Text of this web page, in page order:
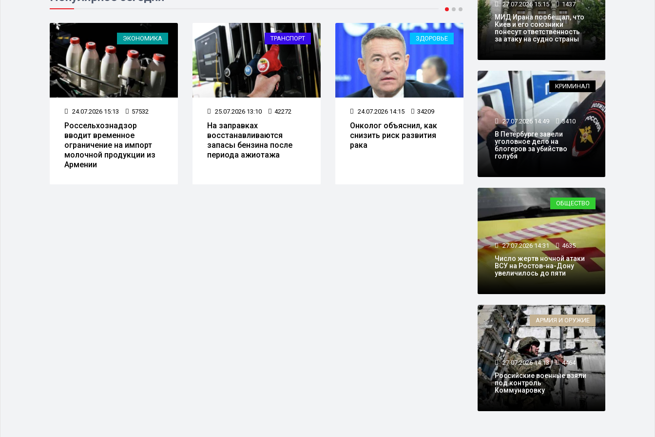
ЭКОНОМИКА
24.07.2026 15:13 57532
Россельхознадзор
вводит временное
ограничение на импорт
молочной продукции из
Армении
ТРАНСПОРТ
25.07.2026 13:10 42272
На заправках
восстанавливаются
запасы бензина после
периода ажиотажа
ЗДОРОВЬЕ
24.07.2026 14:15 34209
Онколог объяснил, как
снизить риск развития
рака
ВЛАСТЬ
24.07.2026 13:21 30575
Опрос показал, сколько
россиян доверяют Путину
27.07.2026 15:15 1437
МИД Ирана пообещал, что
Киев и его союзники
понесут ответственность
за атаку на судно страны
КРИМИНАЛ
27.07.2026 14:49 3410
В Петербурге завели
уголовное дело на
блогеров за убийство
голубя
ОБЩЕСТВО
27.07.2026 14:31 4635
Число жертв ночной атаки
ВСУ на Ростов-на-Дону
увеличилось до пяти
АРМИЯ И ОРУЖИЕ
27.07.2026 14:13 4464
Российские военные взяли
под контроль
Коммунаровку